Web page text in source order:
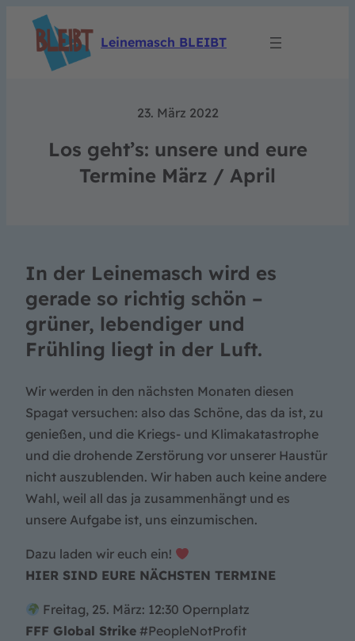
Leinemasch BLEIBT
23. März 2022
Los geht’s: unsere und eure
Termine März / April
In der Leinemasch wird es
gerade so richtig schön –
grüner, lebendiger und
Frühling liegt in der Luft.
Wir werden in den nächsten Monaten diesen
Spagat versuchen: also das Schöne, das da ist, zu
genießen, und die Kriegs- und Klimakatastrophe
und die drohende Zerstörung vor unserer Haustür
nicht auszublenden. Wir haben auch keine andere
Wahl, weil all das ja zusammenhängt und es
unsere Aufgabe ist, uns einzumischen.
Dazu laden wir euch ein!
HIER SIND EURE NÄCHSTEN TERMINE
Freitag, 25. März: 12:30 Opernplatz
FFF Global Strike #PeopleNotProfit